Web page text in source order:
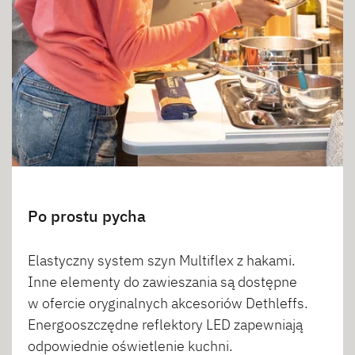
Po prostu pycha
Elastyczny system szyn Multiflex z hakami.
Inne elementy do zawieszania są dostępne
w ofercie oryginalnych akcesoriów Dethleffs.
Energooszczędne reflektory LED zapewniają
odpowiednie oświetlenie kuchni.